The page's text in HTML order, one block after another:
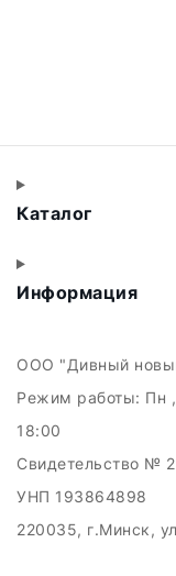
Каталог
Информация
ООО "Дивный
Режим работы: Пн
18:00
Свидетельство №
УНП 193864898
220035, г.Минск,